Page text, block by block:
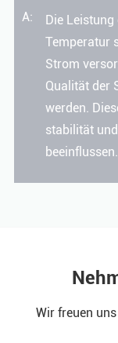
A:
Die Leistung
Temperatur
Strom
Qualität der
werden.
stabilität
beeinflussen.
Wir freuen